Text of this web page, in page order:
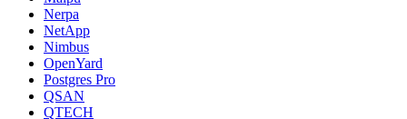
Nerpa
NetApp
Nimbus
OpenYard
Postgres Pro
QSAN
QTECH